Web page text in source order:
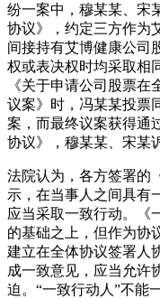
纷一案中，穆某某、宋
协议》，约定三方作为
间接持有艾博健康公司
权或表决权时均采取相
《关于申请公司股票
议案》时，冯某某投票
案，而最终议案获得通
协议》，穆某某、宋某
法院认为，各方签署的
示，在当事人之间具有
应当采取一致行动。《
的基础之上，但作为协
建立在全体协议签署人
成一致意见，应当允许
迫。“一致行动人”不能